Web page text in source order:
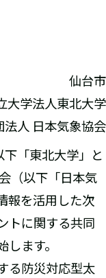
仙台市
大学法人東北大学
法人 日本気象協会
「東北大学」と
（以下「日本気
報を活用した次
トに関する共同
ます。
る防災対応型太